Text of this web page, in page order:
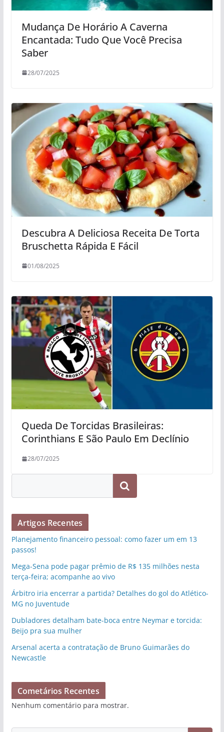
Mudança De Horário A Caverna
Encantada: Tudo Que Você Precisa
Saber
28/07/2025
Descubra A Deliciosa Receita De Torta
Bruschetta Rápida E Fácil
01/08/2025
Queda De Torcidas Brasileiras:
Corinthians E São Paulo Em Declínio
28/07/2025
Pesquisar
Artigos Recentes
Planejamento financeiro pessoal: como fazer um em 13
passos!
Mega-Sena pode pagar prêmio de R$ 135 milhões nesta
terça-feira; acompanhe ao vivo
Árbitro iria encerrar a partida? Detalhes do gol do Atlético-
MG no Juventude
Dubladores detalham bate-boca entre Neymar e torcida:
Beijo pra sua mulher
Arsenal acerta a contratação de Bruno Guimarães do
Newcastle
Cometários Recentes
Nenhum comentário para mostrar.